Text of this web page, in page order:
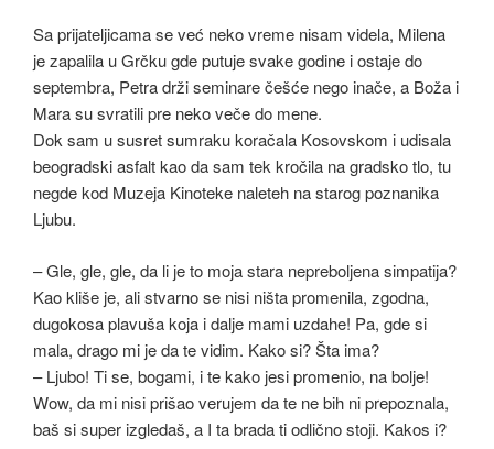
Sa prijateljicama se već neko vreme nisam videla, Milena
je zapalila u Grčku gde putuje svake godine i ostaje do
septembra, Petra drži seminare češće nego inače, a Boža i
Mara su svratili pre neko veče do mene.
Dok sam u susret sumraku koračala Kosovskom i udisala
beogradski asfalt kao da sam tek kročila na gradsko tlo, tu
negde kod Muzeja Kinoteke naleteh na starog poznanika
Ljubu.
– Gle, gle, gle, da li je to moja stara nepreboljena simpatija?
Kao kliše je, ali stvarno se nisi ništa promenila, zgodna,
dugokosa plavuša koja i dalje mami uzdahe! Pa, gde si
mala, drago mi je da te vidim. Kako si? Šta ima?
– Ljubo! Ti se, bogami, i te kako jesi promenio, na bolje!
Wow, da mi nisi prišao verujem da te ne bih ni prepoznala,
baš si super izgledaš, a I ta brada ti odlično stoji. Kakos i?